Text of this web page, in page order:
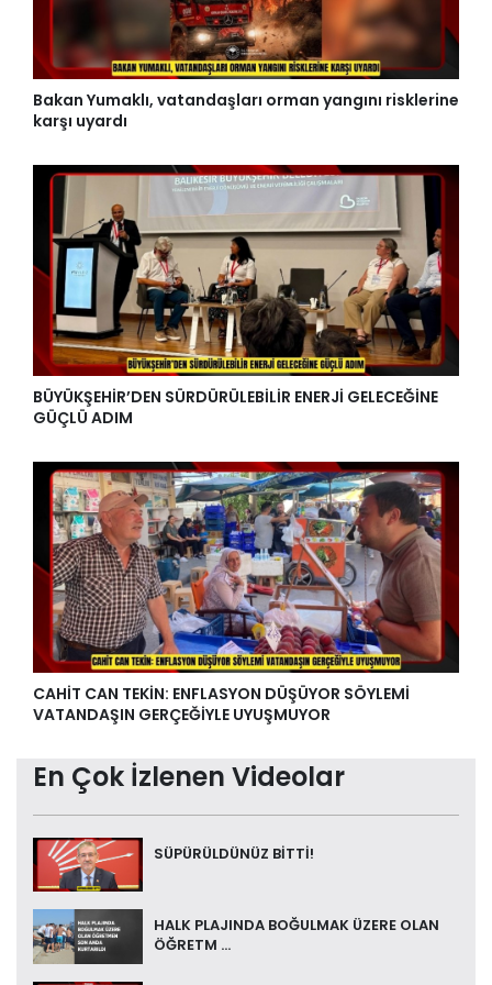
Bakan Yumaklı, vatandaşları orman yangını risklerine
karşı uyardı
BÜYÜKŞEHİR’DEN SÜRDÜRÜLEBİLİR ENERJİ GELECEĞİNE
GÜÇLÜ ADIM
CAHİT CAN TEKİN: ENFLASYON DÜŞÜYOR SÖYLEMİ
VATANDAŞIN GERÇEĞİYLE UYUŞMUYOR
En Çok İzlenen Videolar
SÜPÜRÜLDÜNÜZ BİTTİ!
HALK PLAJINDA BOĞULMAK ÜZERE OLAN
ÖĞRETM ...